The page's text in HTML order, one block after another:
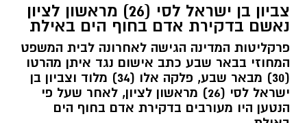
צביון בן ישראל לסי (26) מראשון לציון
נאשם בדקירת אדם בחוף הים באילת
פרקליטות המדינה הגישה לאחרונה לבית המשפט
המחוזי בבאר שבע כתב אישום נגד איתן מהרטו
(30) מבאר שבע, פלקה אלו (34) מלוד וצביון בן
ישראל לסי (26) מראשון לציון, לאחר שעל פי
הנטען היו מעורבים בדקירת אדם בחוף הים